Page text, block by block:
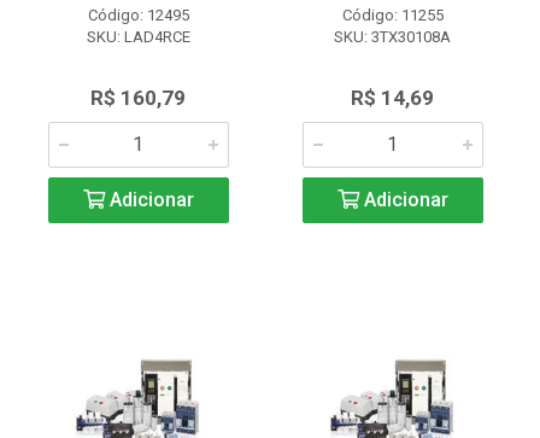
Código: 12495
SKU: LAD4RCE
R$ 160,79
Adicionar
Código: 11255
SKU: 3TX30108A
R$ 14,69
Adicionar